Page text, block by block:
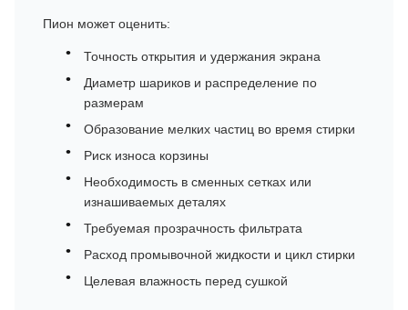
Пион может оценить:
Точность открытия и удержания экрана
Диаметр шариков и распределение по
размерам
Образование мелких частиц во время стирки
Риск износа корзины
Необходимость в сменных сетках или
изнашиваемых деталях
Требуемая прозрачность фильтрата
Расход промывочной жидкости и цикл стирки
Целевая влажность перед сушкой